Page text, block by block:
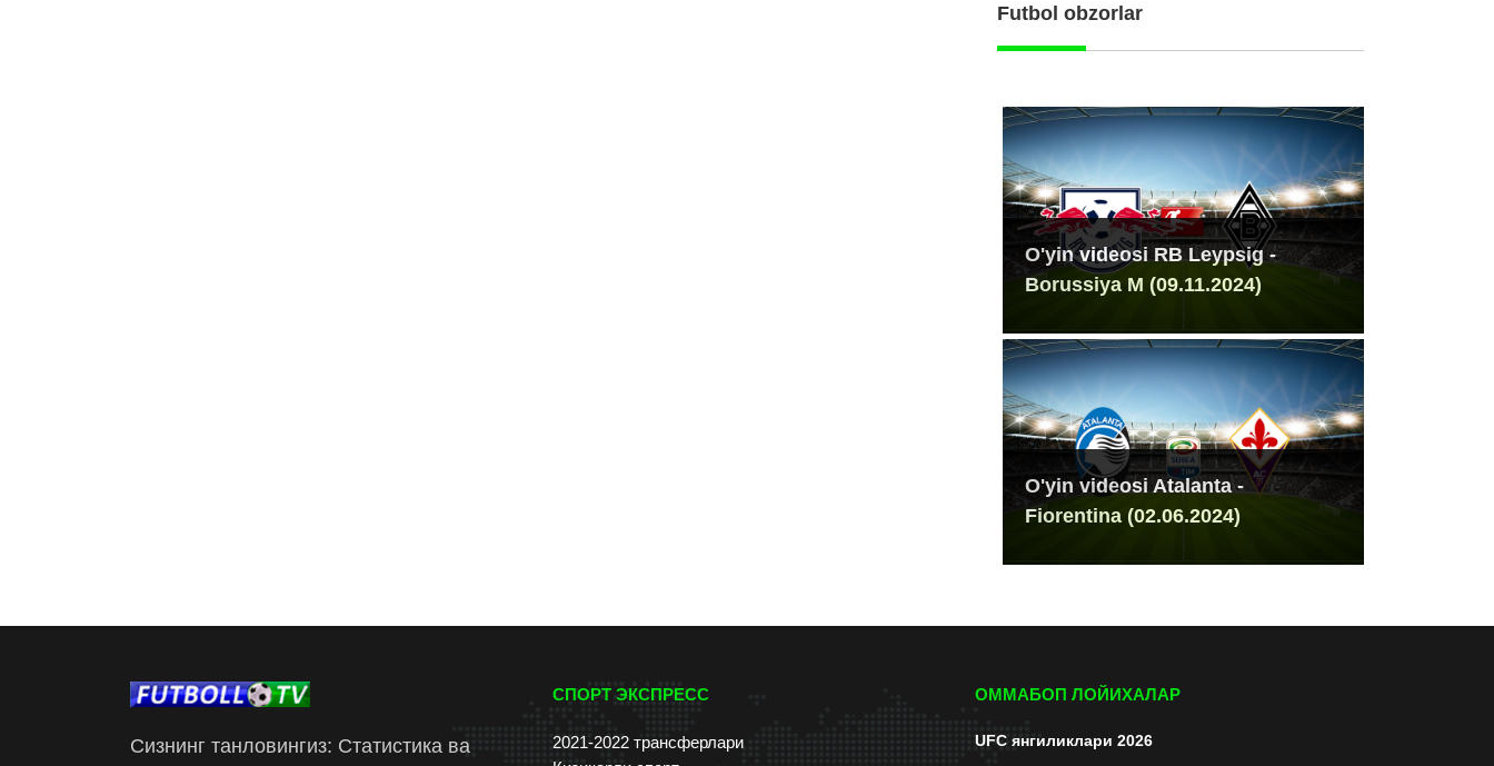
Futbol obzorlar
O'yin videosi RB Leypsig -
Borussiya M (09.11.2024)
O'yin videosi Atalanta -
Fiorentina (02.06.2024)
Сизнинг танловингиз: Статистика ва
СПОРТ ЭКСПРЕСС
2021-2022 трансферлари
ОММАБОП ЛОЙИХАЛАР
UFC янгиликлари 2026